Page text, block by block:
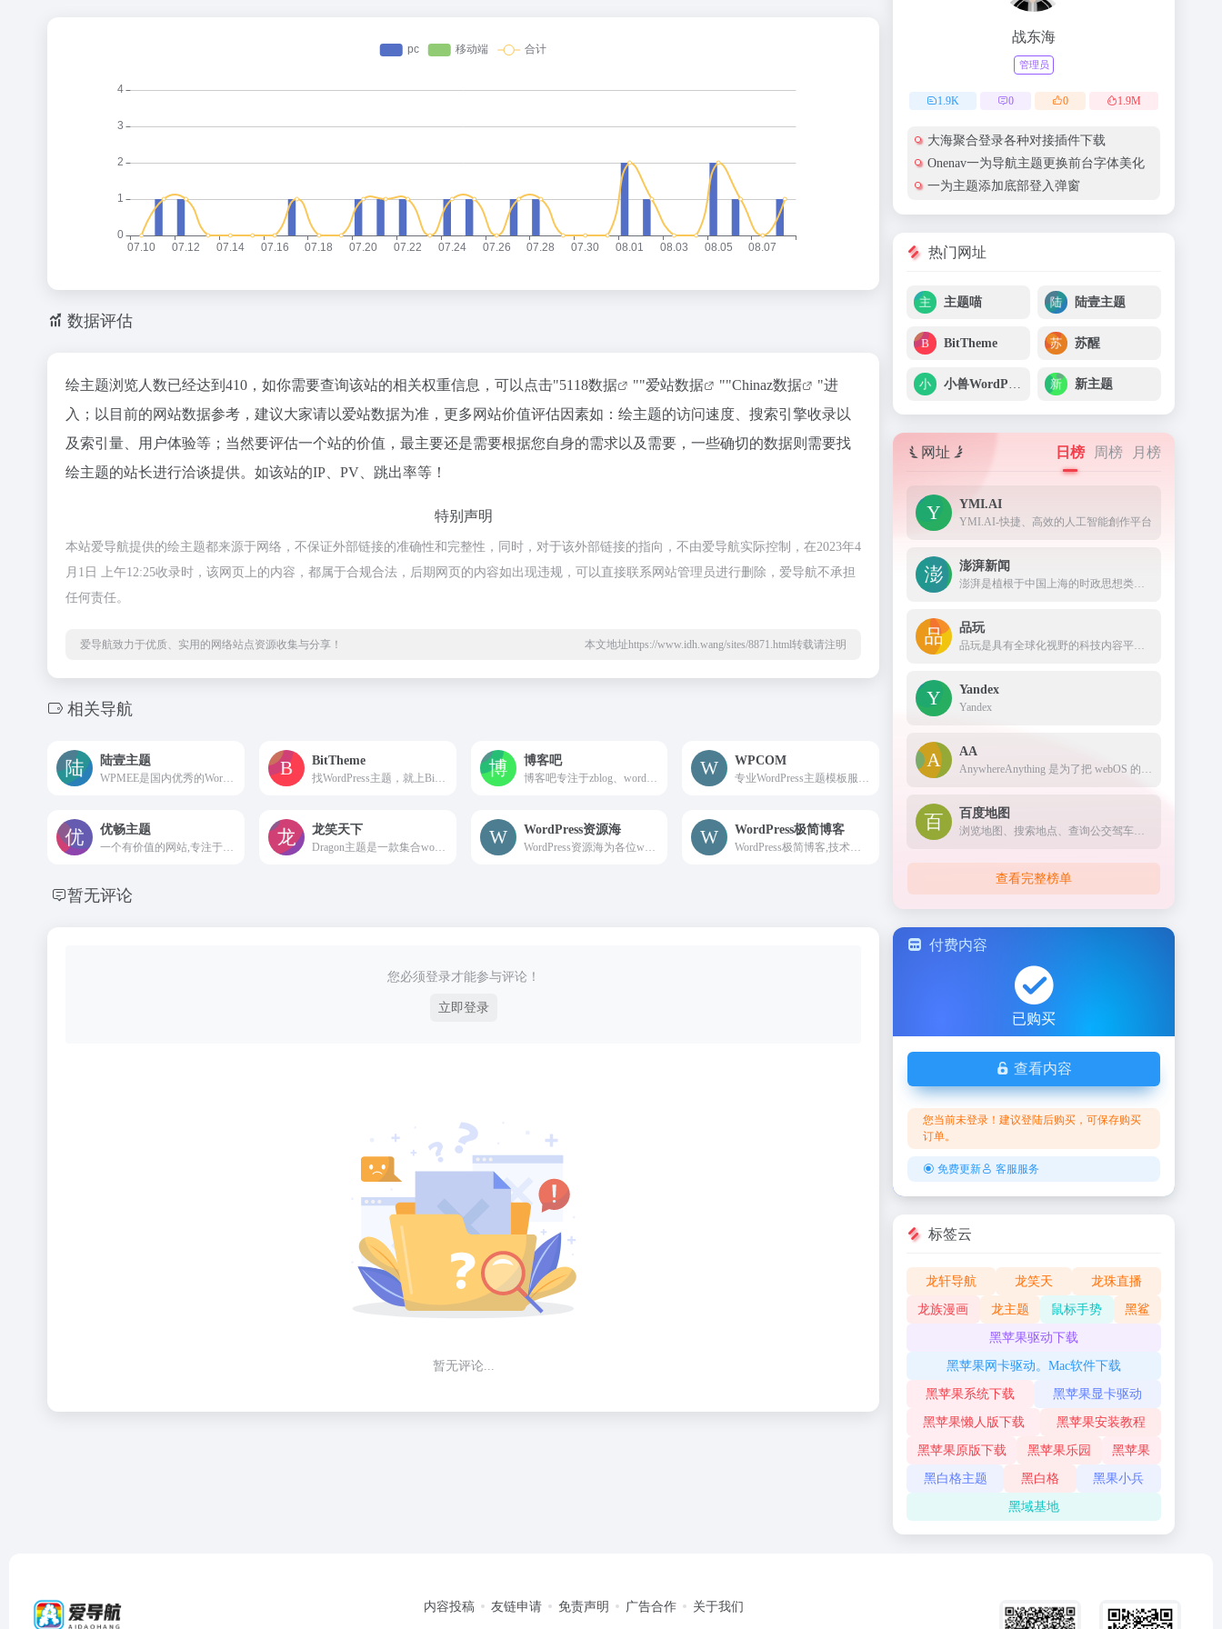
数据评估
绘主题浏览人数已经达到410，如你需要查询该站的相关权重信息，可以点击"5118数据 ""爱站数据 ""Chinaz数据
"进
入；以目前的网站数据参考，建议大家请以爱站数据为准，更多网站价值评估因素如：绘主题的访问速度、搜索引擎收录以
及索引量、用户体验等；当然要评估一个站的价值，最主要还是需要根据您自身的需求以及需要，一些确切的数据则需要找
绘主题的站长进行洽谈提供。如该站的IP、PV、跳出率等！
特别声明
本站爱导航提供的绘主题都来源于网络，不保证外部链接的准确性和完整性，同时，对于该外部链接的指向，不由爱导航实际控制，在2023年4
月1日 上午12:25收录时，该网页上的内容，都属于合规合法，后期网页的内容如出现违规，可以直接联系网站管理员进行删除，爱导航不承担
任何责任。
爱导航致力于优质、实用的网络站点资源收集与分享！ 本文地址https://www.idh.wang/sites/8871.html转载请注明
相关导航
陆壹主题 BitTheme 博客吧 WPCOM
优畅主题 龙笑天下
Dragon主题是一款集合wordpress商城主题、图片主题、资源下载主题、博客主题的wordpress多功能高级付费主题模板，支持QQ微博微信登录，支持支付宝当面付、微信扫码/H5支付/JSAPI支付等支付方式，支持付费下载、付费阅读查看、卡密、VIP会员、推广佣金、前端发布文章资源等。
WordPress资源海
WordPress资源海为各位wordpress爱好者提供优质的主题/插件/教程/新闻等等各种wp周边资源、资讯、教程，各种精品wordpress资源下载尽在WP资源海。
WordPress极简博客
暂无评论
您必须登录才能参与评论！
立即登录
暂无评论...
战东海
管理员
1.9K 0 0 1.9M
大海聚合登录各种对接插件下载
Onenav一为导航主题更换前台字体美化
一为主题添加底部登入弹窗
热门网址
主题喵 陆壹主题
BitTheme 苏醒
新主题
网址 日榜 周榜 月榜
YMI.AI
YMI.AI-快捷、高效的人工智能創作平台
澎湃新闻
澎湃是植根于中国上海的时政思想类互联网平台，以最活跃的原创新闻与最冷静的思想分析为两翼，是互联网技术创新与新闻价值传承的结合体，致力于问答式新闻与新闻追踪功能的实践，澎湃，澎湃新闻，澎湃新闻网，新闻与思想
品玩
品玩是具有全球化视野的科技内容平台和创新连接器，致力于服务全球科技创新者。
Yandex
Yandex
AA
AnywhereAnything 是为了把 webOS 的 Just Type 搬上 web 而做的，并进行了本地化。
百度地图
浏览地图、搜索地点、查询公交驾车线路、查看实时路况，您的出行指南、生活助手。提供地铁线路图浏览，乘车方案查询，以及准确的票价和时间信息。
查看完整榜单
付费内容
已购买
查看内容
您当前未登录！建议登陆后购买，可保存购买
订单。
免费更新 客服服务
标签云
龙轩导航 龙笑天 龙珠直播
龙族漫画 龙主题 鼠标手势 黑鲨
黑苹果驱动下载
黑苹果网卡驱动。Mac软件下载
黑苹果系统下载 黑苹果显卡驱动
黑苹果懒人版下载 黑苹果安装教程
黑苹果原版下载 黑苹果乐园 黑苹果
黑白格主题 黑白格 黑果小兵
黑域基地
内容投稿 友链申请 免责声明 广告合作 关于我们